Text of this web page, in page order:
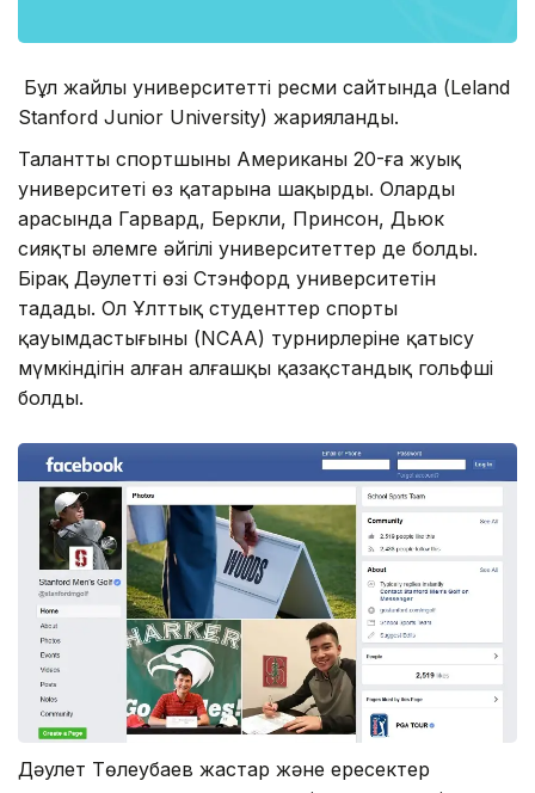
Бұл жайлы университеттің ресми сайтында (Leland
Stanford Junior University) жарияланды.
Талантты спортшыны Американың 20-ға жуық
университеті өз қатарына шақырды. Олардың
арасында Гарвард, Беркли, Принсон, Дьюк
сияқты әлемге әйгілі университеттер де болды.
Бірақ Дәулеттің өзі Стэнфорд университетін
таңдады. Ол Ұлттық студенттер спорты
қауымдастығының (NCAA) турнирлеріне қатысу
мүмкіндігін алған алғашқы қазақстандық гольфші
болды.
Дәулет Төлеубаев жастар және ересектер